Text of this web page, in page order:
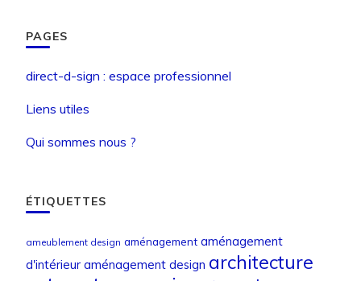
PAGES
direct-d-sign : espace professionnel
Liens utiles
Qui sommes nous ?
ÉTIQUETTES
ameublement design aménagement aménagement
d'intérieur aménagement design architecture